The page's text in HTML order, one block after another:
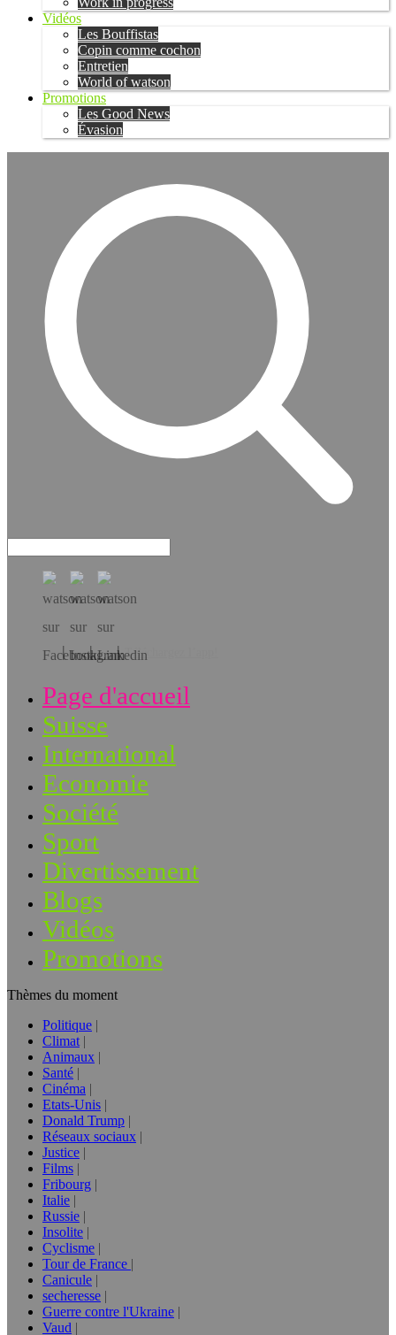
Vidéos
Les Bouffistas
Copin comme cochon
Entretien
World of watson
Promotions
Les Good News
Évasion
Téléchargez l’app!
Page d'accueil
Suisse
International
Economie
Société
Sport
Divertissement
Blogs
Vidéos
Promotions
Thèmes du moment
Politique
Climat
Animaux
Santé
Cinéma
Etats-Unis
Donald Trump
Réseaux sociaux
Justice
Films
Fribourg
Italie
Russie
Insolite
Cyclisme
Tour de France
Canicule
secheresse
Guerre contre l'Ukraine
Vaud